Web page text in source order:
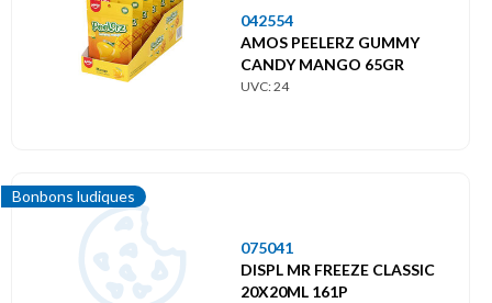
042554
AMOS PEELERZ GUMMY
CANDY MANGO 65GR
UVC: 24
Bonbons ludiques
075041
DISPL MR FREEZE CLASSIC
20X20ML 161P